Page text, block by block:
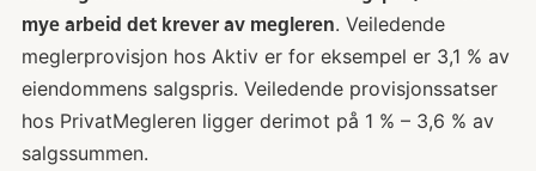
mye arbeid det krever av megleren. Veiledende
meglerprovisjon hos Aktiv er for eksempel er 3,1 % av
eiendommens salgspris. Veiledende provisjonssatser
hos PrivatMegleren ligger derimot på 1 % – 3,6 % av
salgssummen.